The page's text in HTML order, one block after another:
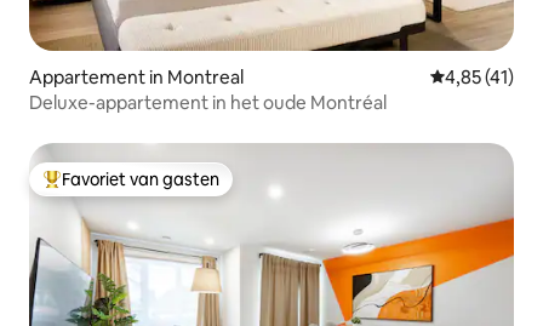
Appartement in Montreal Gemiddelde
4,85 (41)
Deluxe-appartement in het oude Montréal
Topfavoriet van gasten
Favoriet van gasten